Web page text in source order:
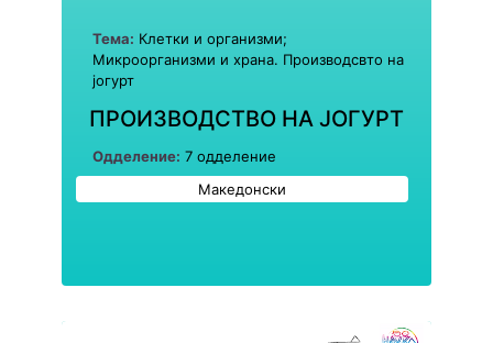
Тема: Клетки и организми;
Микроорганизми и храна. Производсвто на
јогурт
ПРОИЗВОДСТВО НА ЈОГУРТ
Одделение: 7 одделение
Македонски